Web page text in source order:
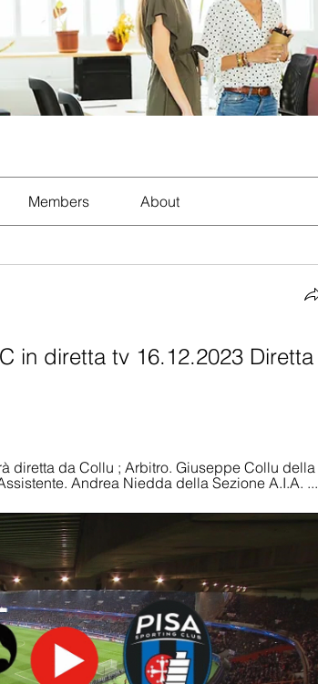
Members About
in diretta tv 16.12.2023 Diretta
diretta da Collu ; Arbitro. Giuseppe Collu della
Andrea Niedda della Sezione A.I.A. ...